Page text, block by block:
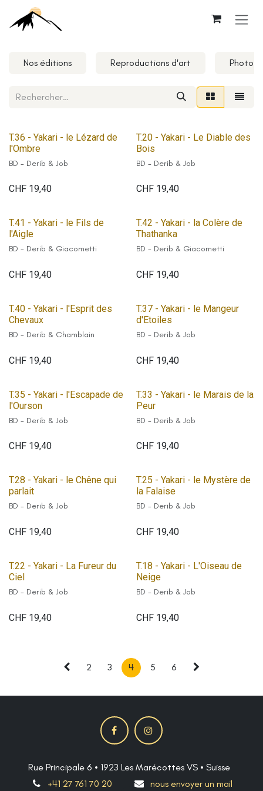
Se rendre au contenu
Nos éditions Reproductions d'art
T.36 - Yakari - le Lézard de
l'Ombre
BD - Derib & Job
CHF 19,40
T.20 - Yakari - Le Diable des
Bois
BD - Derib & Job
CHF 19,40
T.41 - Yakari - le Fils de
l'Aigle
BD - Derib & Giacometti
CHF 19,40
T.42 - Yakari - la Colère de
Thathanka
BD - Derib & Giacometti
CHF 19,40
T.40 - Yakari - l'Esprit des
Chevaux
BD - Derib & Chamblain
CHF 19,40
T.37 - Yakari - le Mangeur
d'Etoiles
BD - Derib & Job
CHF 19,40
T.35 - Yakari - l'Escapade de
l'Ourson
BD - Derib & Job
CHF 19,40
T.33 - Yakari - le Marais de la
Peur
BD - Derib & Job
CHF 19,40
T.28 - Yakari - le Chêne qui
parlait
BD - Derib & Job
CHF 19,40
T.25 - Yakari - le Mystère de
la Falaise
BD - Derib & Job
CHF 19,40
T.22 - Yakari - La Fureur du
Ciel
BD - Derib & Job
CHF 19,40
T.18 - Yakari - L'Oiseau de
Neige
BD - Derib & Job
CHF 19,40
2 3 4 5 6
Rue Principale 6 • 1923 Les Marécottes VS • Suisse
+41 27 761 70 20
nous envoyer un mail